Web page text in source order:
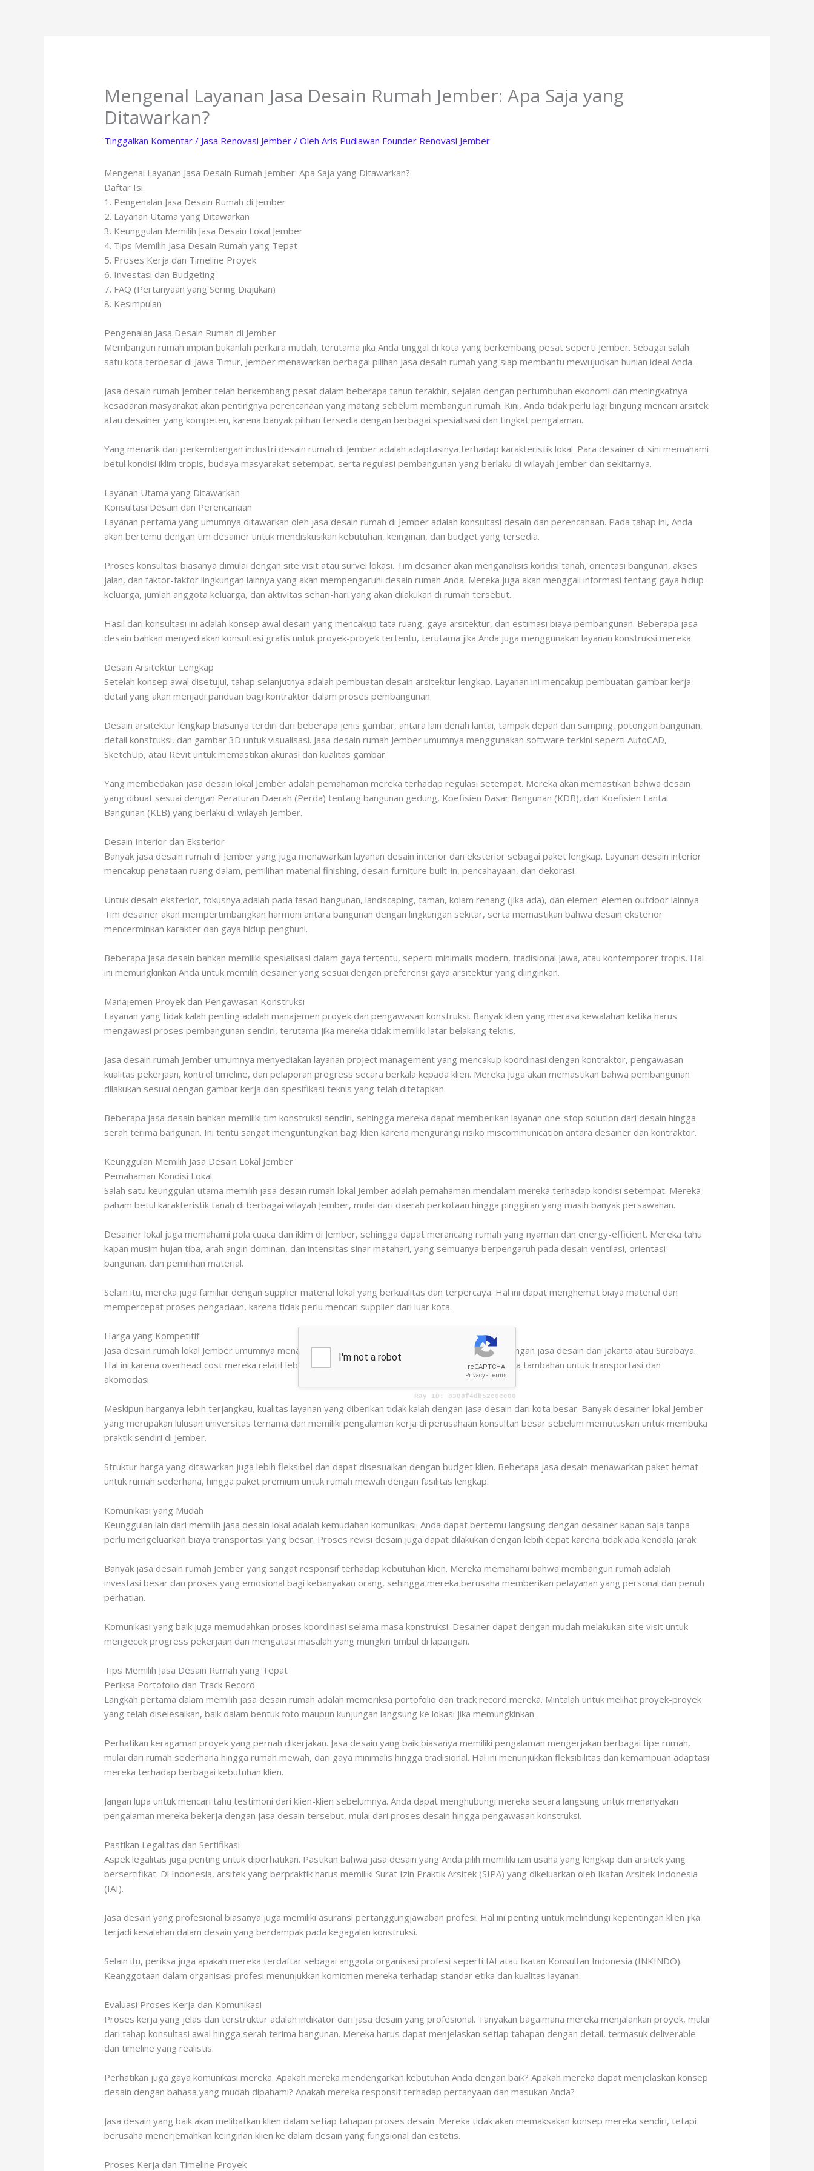
Mengenal Layanan Jasa Desain Rumah Jember: Apa Saja yang
Ditawarkan?
Tinggalkan Komentar / Jasa Renovasi Jember / OlehAris Pudiawan Founder Renovasi Jember
Mengenal Layanan Jasa Desain Rumah Jember: Apa Saja yang Ditawarkan?
Daftar Isi
1. Pengenalan Jasa Desain Rumah di Jember
2. Layanan Utama yang Ditawarkan
3. Keunggulan Memilih Jasa Desain Lokal Jember
4. Tips Memilih Jasa Desain Rumah yang Tepat
5. Proses Kerja dan Timeline Proyek
6. Investasi dan Budgeting
7. FAQ (Pertanyaan yang Sering Diajukan)
8. Kesimpulan
Pengenalan Jasa Desain Rumah di Jember
Membangun rumah impian bukanlah perkara mudah, terutama jika Anda tinggal di kota yang berkembang pesat seperti Jember. Sebagai salah
satu kota terbesar di Jawa Timur, Jember menawarkan berbagai pilihan jasa desain rumah yang siap membantu mewujudkan hunian ideal Anda.
Jasa desain rumah Jember telah berkembang pesat dalam beberapa tahun terakhir, sejalan dengan pertumbuhan ekonomi dan meningkatnya
kesadaran masyarakat akan pentingnya perencanaan yang matang sebelum membangun rumah. Kini, Anda tidak perlu lagi bingung mencari arsitek
atau desainer yang kompeten, karena banyak pilihan tersedia dengan berbagai spesialisasi dan tingkat pengalaman.
Yang menarik dari perkembangan industri desain rumah di Jember adalah adaptasinya terhadap karakteristik lokal. Para desainer di sini memahami
betul kondisi iklim tropis, budaya masyarakat setempat, serta regulasi pembangunan yang berlaku di wilayah Jember dan sekitarnya.
Layanan Utama yang Ditawarkan
Konsultasi Desain dan Perencanaan
Layanan pertama yang umumnya ditawarkan oleh jasa desain rumah di Jember adalah konsultasi desain dan perencanaan. Pada tahap ini, Anda
akan bertemu dengan tim desainer untuk mendiskusikan kebutuhan, keinginan, dan budget yang tersedia.
Proses konsultasi biasanya dimulai dengan site visit atau survei lokasi. Tim desainer akan menganalisis kondisi tanah, orientasi bangunan, akses
jalan, dan faktor-faktor lingkungan lainnya yang akan mempengaruhi desain rumah Anda. Mereka juga akan menggali informasi tentang gaya hidup
keluarga, jumlah anggota keluarga, dan aktivitas sehari-hari yang akan dilakukan di rumah tersebut.
Hasil dari konsultasi ini adalah konsep awal desain yang mencakup tata ruang, gaya arsitektur, dan estimasi biaya pembangunan. Beberapa jasa
desain bahkan menyediakan konsultasi gratis untuk proyek-proyek tertentu, terutama jika Anda juga menggunakan layanan konstruksi mereka.
Desain Arsitektur Lengkap
Setelah konsep awal disetujui, tahap selanjutnya adalah pembuatan desain arsitektur lengkap. Layanan ini mencakup pembuatan gambar kerja
detail yang akan menjadi panduan bagi kontraktor dalam proses pembangunan.
Desain arsitektur lengkap biasanya terdiri dari beberapa jenis gambar, antara lain denah lantai, tampak depan dan samping, potongan bangunan,
detail konstruksi, dan gambar 3D untuk visualisasi. Jasa desain rumah Jember umumnya menggunakan software terkini seperti AutoCAD,
SketchUp, atau Revit untuk memastikan akurasi dan kualitas gambar.
Yang membedakan jasa desain lokal Jember adalah pemahaman mereka terhadap regulasi setempat. Mereka akan memastikan bahwa desain
yang dibuat sesuai dengan Peraturan Daerah (Perda) tentang bangunan gedung, Koefisien Dasar Bangunan (KDB), dan Koefisien Lantai
Bangunan (KLB) yang berlaku di wilayah Jember.
Desain Interior dan Eksterior
Banyak jasa desain rumah di Jember yang juga menawarkan layanan desain interior dan eksterior sebagai paket lengkap. Layanan desain interior
mencakup penataan ruang dalam, pemilihan material finishing, desain furniture built-in, pencahayaan, dan dekorasi.
Untuk desain eksterior, fokusnya adalah pada fasad bangunan, landscaping, taman, kolam renang (jika ada), dan elemen-elemen outdoor lainnya.
Tim desainer akan mempertimbangkan harmoni antara bangunan dengan lingkungan sekitar, serta memastikan bahwa desain eksterior
mencerminkan karakter dan gaya hidup penghuni.
Beberapa jasa desain bahkan memiliki spesialisasi dalam gaya tertentu, seperti minimalis modern, tradisional Jawa, atau kontemporer tropis. Hal
ini memungkinkan Anda untuk memilih desainer yang sesuai dengan preferensi gaya arsitektur yang diinginkan.
Manajemen Proyek dan Pengawasan Konstruksi
Layanan yang tidak kalah penting adalah manajemen proyek dan pengawasan konstruksi. Banyak klien yang merasa kewalahan ketika harus
mengawasi proses pembangunan sendiri, terutama jika mereka tidak memiliki latar belakang teknis.
Jasa desain rumah Jember umumnya menyediakan layanan project management yang mencakup koordinasi dengan kontraktor, pengawasan
kualitas pekerjaan, kontrol timeline, dan pelaporan progress secara berkala kepada klien. Mereka juga akan memastikan bahwa pembangunan
dilakukan sesuai dengan gambar kerja dan spesifikasi teknis yang telah ditetapkan.
Beberapa jasa desain bahkan memiliki tim konstruksi sendiri, sehingga mereka dapat memberikan layanan one-stop solution dari desain hingga
serah terima bangunan. Ini tentu sangat menguntungkan bagi klien karena mengurangi risiko miscommunication antara desainer dan kontraktor.
Keunggulan Memilih Jasa Desain Lokal Jember
Pemahaman Kondisi Lokal
Salah satu keunggulan utama memilih jasa desain rumah lokal Jember adalah pemahaman mendalam mereka terhadap kondisi setempat. Mereka
paham betul karakteristik tanah di berbagai wilayah Jember, mulai dari daerah perkotaan hingga pinggiran yang masih banyak persawahan.
Desainer lokal juga memahami pola cuaca dan iklim di Jember, sehingga dapat merancang rumah yang nyaman dan energy-efficient. Mereka tahu
kapan musim hujan tiba, arah angin dominan, dan intensitas sinar matahari, yang semuanya berpengaruh pada desain ventilasi, orientasi
bangunan, dan pemilihan material.
Selain itu, mereka juga familiar dengan supplier material lokal yang berkualitas dan terpercaya. Hal ini dapat menghemat biaya material dan
mempercepat proses pengadaan, karena tidak perlu mencari supplier dari luar kota.
Harga yang Kompetitif
Jasa desain rumah lokal Jember umumnya menawarkan harga yang lebih kompetitif dibandingkan dengan jasa desain dari Jakarta atau Surabaya.
Hal ini karena overhead cost mereka relatif lebih rendah, dan mereka tidak perlu mengeluarkan biaya tambahan untuk transportasi dan
akomodasi.
Meskipun harganya lebih terjangkau, kualitas layanan yang diberikan tidak kalah dengan jasa desain dari kota besar. Banyak desainer lokal Jember
yang merupakan lulusan universitas ternama dan memiliki pengalaman kerja di perusahaan konsultan besar sebelum memutuskan untuk membuka
praktik sendiri di Jember.
Struktur harga yang ditawarkan juga lebih fleksibel dan dapat disesuaikan dengan budget klien. Beberapa jasa desain menawarkan paket hemat
untuk rumah sederhana, hingga paket premium untuk rumah mewah dengan fasilitas lengkap.
Komunikasi yang Mudah
Keunggulan lain dari memilih jasa desain lokal adalah kemudahan komunikasi. Anda dapat bertemu langsung dengan desainer kapan saja tanpa
perlu mengeluarkan biaya transportasi yang besar. Proses revisi desain juga dapat dilakukan dengan lebih cepat karena tidak ada kendala jarak.
Banyak jasa desain rumah Jember yang sangat responsif terhadap kebutuhan klien. Mereka memahami bahwa membangun rumah adalah
investasi besar dan proses yang emosional bagi kebanyakan orang, sehingga mereka berusaha memberikan pelayanan yang personal dan penuh
perhatian.
Komunikasi yang baik juga memudahkan proses koordinasi selama masa konstruksi. Desainer dapat dengan mudah melakukan site visit untuk
mengecek progress pekerjaan dan mengatasi masalah yang mungkin timbul di lapangan.
Tips Memilih Jasa Desain Rumah yang Tepat
Periksa Portofolio dan Track Record
Langkah pertama dalam memilih jasa desain rumah adalah memeriksa portofolio dan track record mereka. Mintalah untuk melihat proyek-proyek
yang telah diselesaikan, baik dalam bentuk foto maupun kunjungan langsung ke lokasi jika memungkinkan.
Perhatikan keragaman proyek yang pernah dikerjakan. Jasa desain yang baik biasanya memiliki pengalaman mengerjakan berbagai tipe rumah,
mulai dari rumah sederhana hingga rumah mewah, dari gaya minimalis hingga tradisional. Hal ini menunjukkan fleksibilitas dan kemampuan adaptasi
mereka terhadap berbagai kebutuhan klien.
Jangan lupa untuk mencari tahu testimoni dari klien-klien sebelumnya. Anda dapat menghubungi mereka secara langsung untuk menanyakan
pengalaman mereka bekerja dengan jasa desain tersebut, mulai dari proses desain hingga pengawasan konstruksi.
Pastikan Legalitas dan Sertifikasi
Aspek legalitas juga penting untuk diperhatikan. Pastikan bahwa jasa desain yang Anda pilih memiliki izin usaha yang lengkap dan arsitek yang
bersertifikat. Di Indonesia, arsitek yang berpraktik harus memiliki Surat Izin Praktik Arsitek (SIPA) yang dikeluarkan oleh Ikatan Arsitek Indonesia
(IAI).
Jasa desain yang profesional biasanya juga memiliki asuransi pertanggungjawaban profesi. Hal ini penting untuk melindungi kepentingan klien jika
terjadi kesalahan dalam desain yang berdampak pada kegagalan konstruksi.
Selain itu, periksa juga apakah mereka terdaftar sebagai anggota organisasi profesi seperti IAI atau Ikatan Konsultan Indonesia (INKINDO).
Keanggotaan dalam organisasi profesi menunjukkan komitmen mereka terhadap standar etika dan kualitas layanan.
Evaluasi Proses Kerja dan Komunikasi
Proses kerja yang jelas dan terstruktur adalah indikator dari jasa desain yang profesional. Tanyakan bagaimana mereka menjalankan proyek, mulai
dari tahap konsultasi awal hingga serah terima bangunan. Mereka harus dapat menjelaskan setiap tahapan dengan detail, termasuk deliverable
dan timeline yang realistis.
Perhatikan juga gaya komunikasi mereka. Apakah mereka mendengarkan kebutuhan Anda dengan baik? Apakah mereka dapat menjelaskan konsep
desain dengan bahasa yang mudah dipahami? Apakah mereka responsif terhadap pertanyaan dan masukan Anda?
Jasa desain yang baik akan melibatkan klien dalam setiap tahapan proses desain. Mereka tidak akan memaksakan konsep mereka sendiri, tetapi
berusaha menerjemahkan keinginan klien ke dalam desain yang fungsional dan estetis.
Proses Kerja dan Timeline Proyek